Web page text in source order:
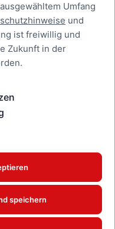
Umfang
und
ist freiwillig und
Zukunft in der
speichern